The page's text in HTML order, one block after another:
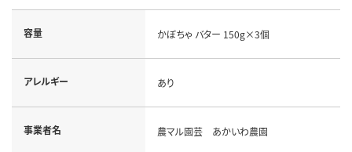
容量 かぼちゃ バター 150g×3個
アレルギー あり
事業者名 農マル園芸 あかいわ農園